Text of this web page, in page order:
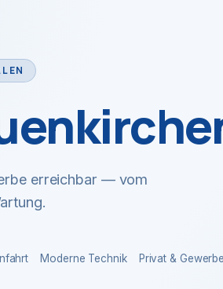
erreichbar — vom
Moderne Technik Privat &